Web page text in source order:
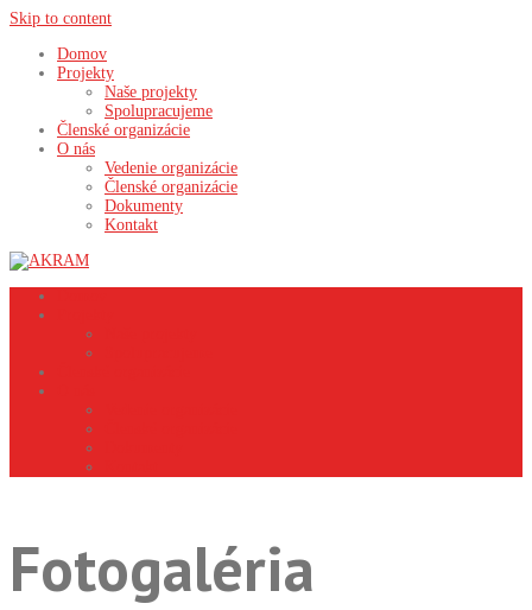
Skip to content
Domov
Projekty
Naše projekty
Spolupracujeme
Členské organizácie
O nás
Vedenie organizácie
Členské organizácie
Dokumenty
Kontakt
Fotogaléria